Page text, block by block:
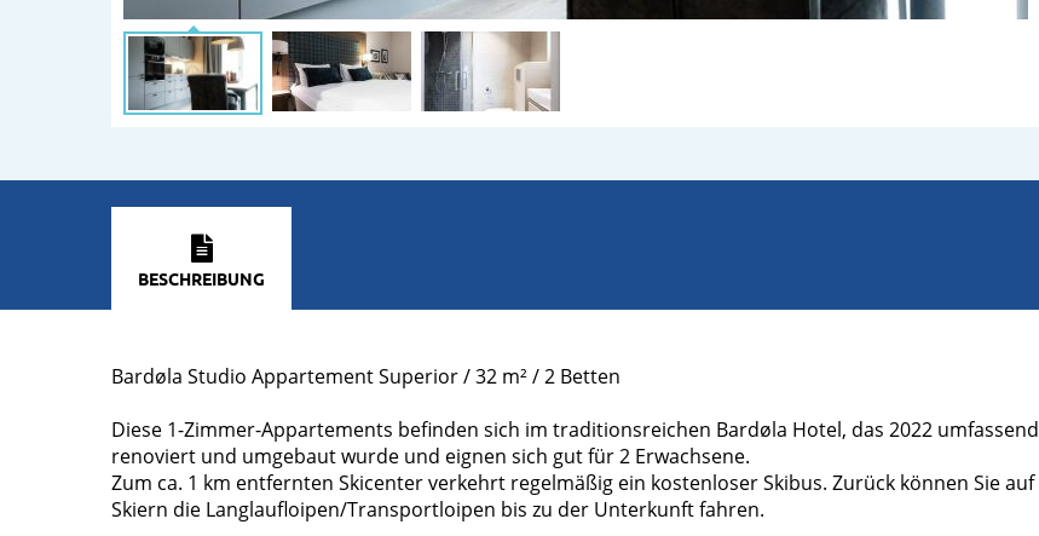
BESCHREIBUNG
Bardøla Studio Appartement Superior / 32 m² / 2 Betten
Diese 1-Zimmer-Appartements befinden sich im traditionsreichen Bardøla Hotel, das 2022 umfassend
renoviert und umgebaut wurde und eignen sich gut für 2 Erwachsene.
Zum ca. 1 km entfernten Skicenter verkehrt regelmäßig ein kostenloser Skibus. Zurück können Sie auf
Skiern die Langlaufloipen/Transportloipen bis zu der Unterkunft fahren.